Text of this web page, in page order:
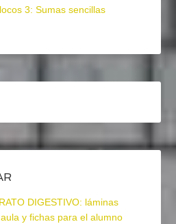
3: Sumas sencillas
DIGESTIVO: láminas
y fichas para el alumno